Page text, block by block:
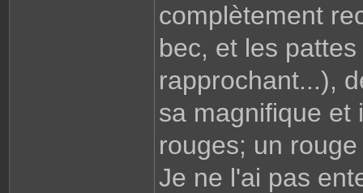
complètement
bec, et les
rapprochant...),
sa magnifique et
rouges; un
Je ne l'ai pas